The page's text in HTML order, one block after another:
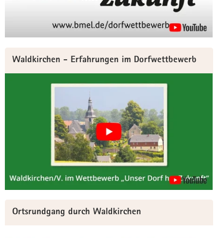
Waldkirchen - Erfahrungen im Dorfwettbewerb
Ortsrundgang durch Waldkirchen